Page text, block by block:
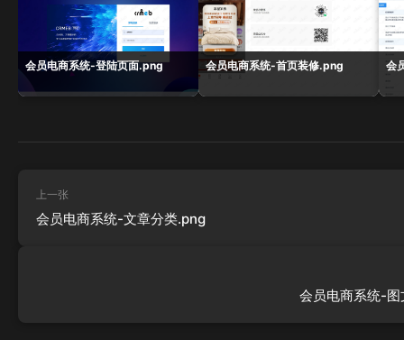
会员电商系统-登陆页面.png 会员电商系统-首页装修.png 会
上一张
会员电商系统-文章分类.png
会员电商系统-